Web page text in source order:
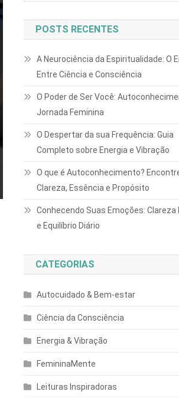
POSTS RECENTES
A Neurociência da Espiritualidade: O
Entre Ciência e Consciência
O Poder de Ser Você:
Jornada Feminina
O Despertar da sua Frequência: Guia
Completo sobre Energia e Vibração
O que é Autoconhecimento?
Clareza, Essência e Propósito
Conhecendo Suas Emoções: Clareza
e Equilíbrio Diário
CATEGORIAS
Autocuidado & Bem-estar
Ciência da Consciência
Energia & Vibração
FemininaMente
Leituras Inspiradoras